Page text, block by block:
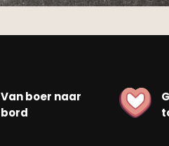
Van boer naar
bord